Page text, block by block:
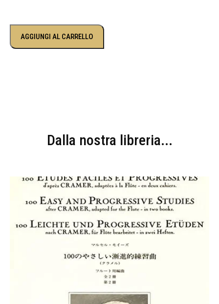
AGGIUNGI AL CARRELLO
Dalla nostra libreria...